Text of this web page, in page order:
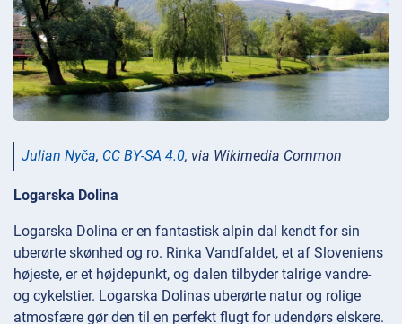
Julian Nyča, CC BY-SA 4.0, via Wikimedia Common
Logarska Dolina
Logarska Dolina er en fantastisk alpin dal kendt for sin
uberørte skønhed og ro. Rinka Vandfaldet, et af Sloveniens
højeste, er et højdepunkt, og dalen tilbyder talrige vandre-
og cykelstier. Logarska Dolinas uberørte natur og rolige
atmosfære gør den til en perfekt flugt for udendørs elskere.